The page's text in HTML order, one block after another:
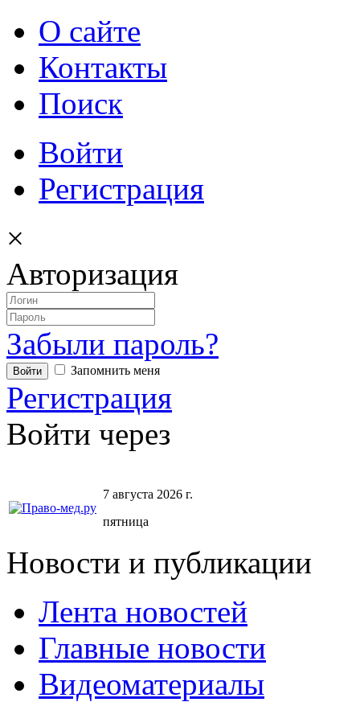
О сайте
Контакты
Поиск
Войти
Регистрация
×
Авторизация
Забыли пароль?
Запомнить меня
Регистрация
Войти через
7 августа 2026 г.
пятница
Новости и публикации
Лента новостей
Главные новости
Видеоматериалы